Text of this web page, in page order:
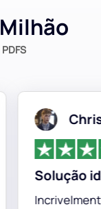
PDFS
Solução
Incrivelmente